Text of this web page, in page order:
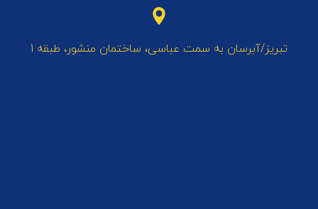
تبریز/آبرسان به سمت عباسی، ساختمان منشور، طبقه 1